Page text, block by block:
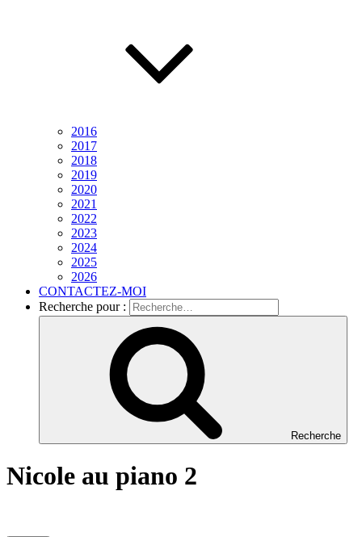
2016
2017
2018
2019
2020
2021
2022
2023
2024
2025
2026
CONTACTEZ-MOI
Recherche pour :
Recherche
Nicole au piano 2